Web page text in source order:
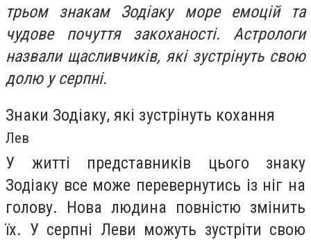
трьом знакам Зодіаку море емоцій та
чудове почуття закоханості. Астрологи
назвали щасливчиків, які зустрінуть свою
долю у серпні.
Знаки Зодіаку, які зустрінуть кохання
Лев
У житті представників цього знаку
Зодіаку все може перевернутись із ніг на
голову. Нова людина повністю змінить
їх. У серпні Леви можуть зустріти свою